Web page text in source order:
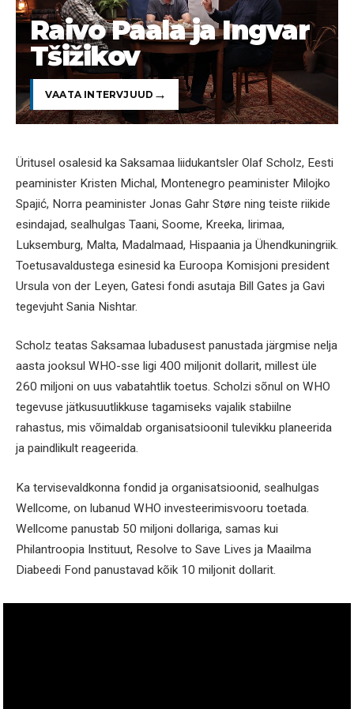
Raivo Paala ja Ingvar
Tšižikov
VAATA INTERVJUUD
Üritusel osalesid ka Saksamaa liidukantsler Olaf Scholz, Eesti
peaminister Kristen Michal, Montenegro peaminister Milojko
Spajić, Norra peaminister Jonas Gahr Støre ning teiste riikide
esindajad, sealhulgas Taani, Soome, Kreeka, Iirimaa,
Luksemburg, Malta, Madalmaad, Hispaania ja Ühendkuningriik.
Toetusavaldustega esinesid ka Euroopa Komisjoni president
Ursula von der Leyen, Gatesi fondi asutaja Bill Gates ja Gavi
tegevjuht Sania Nishtar.
Scholz teatas Saksamaa lubadusest panustada järgmise nelja
aasta jooksul WHO-sse ligi 400 miljonit dollarit, millest üle
260 miljoni on uus vabatahtlik toetus. Scholzi sõnul on WHO
tegevuse jätkusuutlikkuse tagamiseks vajalik stabiilne
rahastus, mis võimaldab organisatsioonil tulevikku planeerida
ja paindlikult reageerida.
Ka tervisevaldkonna fondid ja organisatsioonid, sealhulgas
Wellcome, on lubanud WHO investeerimisvooru toetada.
Wellcome panustab 50 miljoni dollariga, samas kui
Philantroopia Instituut, Resolve to Save Lives ja Maailma
Diabeedi Fond panustavad kõik 10 miljonit dollarit.